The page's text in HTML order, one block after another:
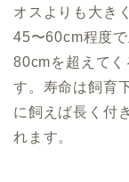
オスよりも大き
45〜60cm程度
80cmを超えてく
す。寿命は飼育
に飼えば長く付
れます。